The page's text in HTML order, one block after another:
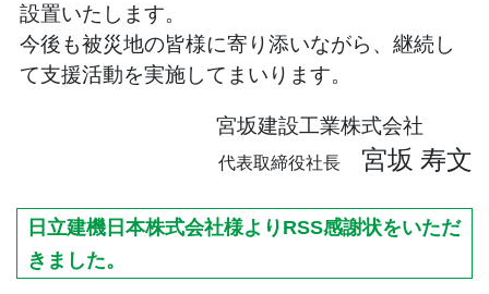
設置いたします。
今後も被災地の皆様に寄り添いながら、継続し
て支援活動を実施してまいります。
宮坂建設工業株式会社
代表取締役社長
宮坂 寿文
日立建機日本株式会社様よりRSS感謝状をいただ
きました。